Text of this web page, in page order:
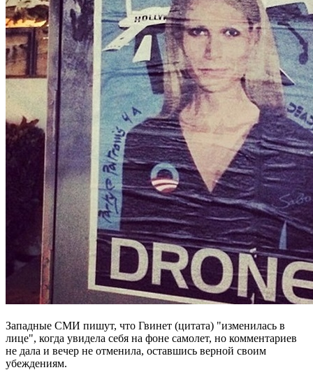
Западные СМИ пишут, что Гвинет (цитата) "изменилась в
лице", когда увидела себя на фоне самолет, но комментариев
не дала и вечер не отменила, оставшись верной своим
убеждениям.